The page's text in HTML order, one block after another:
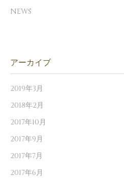
NEWS
アーカイブ
2019年3月
2018年2月
2017年10月
2017年9月
2017年7月
2017年6月